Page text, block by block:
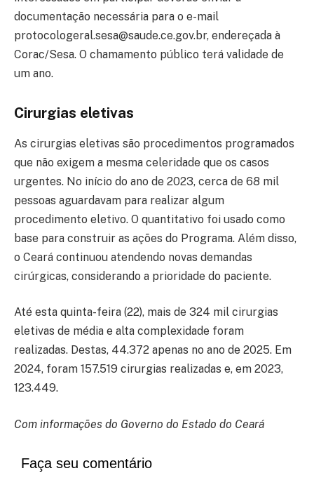
documentação necessária para o e-mail
protocologeral.sesa@saude.ce.gov.br, endereçada à
Corac/Sesa. O chamamento público terá validade de
um ano.
Cirurgias eletivas
As cirurgias eletivas são procedimentos programados
que não exigem a mesma celeridade que os casos
urgentes. No início do ano de 2023, cerca de 68 mil
pessoas aguardavam para realizar algum
procedimento eletivo. O quantitativo foi usado como
base para construir as ações do Programa. Além disso,
o Ceará continuou atendendo novas demandas
cirúrgicas, considerando a prioridade do paciente.
Até esta quinta-feira (22), mais de 324 mil cirurgias
eletivas de média e alta complexidade foram
realizadas. Destas, 44.372 apenas no ano de 2025. Em
2024, foram 157.519 cirurgias realizadas e, em 2023,
123.449.
Com informações do Governo do Estado do Ceará
Faça seu comentário